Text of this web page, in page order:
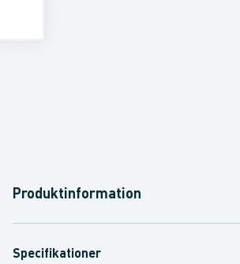
Produktinformation
Specifikationer